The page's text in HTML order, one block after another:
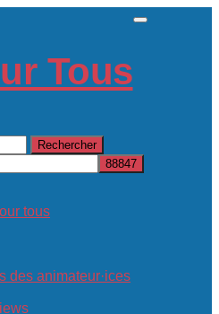
tous
des animateur·ices